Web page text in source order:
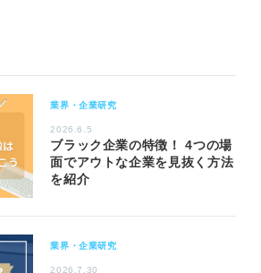
業界・企業研究
2026.6.5
ブラック企業の特徴！ 4つの場
面でアウトな企業を見抜く方法
を紹介
業界・企業研究
2026.7.30